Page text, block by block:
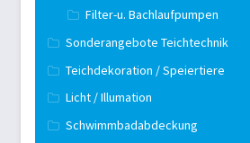
Filter-u. Bachlaufpumpen
Sonderangebote Teichtechnik
Teichdekoration / Speiertiere
Licht / Illumation
Schwimmbadabdeckung